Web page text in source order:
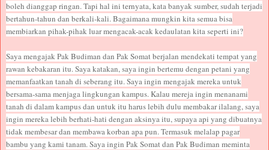
boleh dianggap ringan. Tapi hal ini ternyata, kata banyak sumber, sudah terjadi
bertahun-tahun dan berkali-kali. Bagaimana mungkin kita semua bisa
membiarkan pihak-pihak luar mengacak-acak kedaulatan kita seperti ini?
Saya mengajak Pak Budiman dan Pak Somat berjalan mendekati tempat yang
rawan kebakaran itu. Saya katakan, saya ingin bertemu dengan petani yang
memanfaatkan tanah di seberang itu. Saya ingin mengajak mereka untuk
bersama-sama menjaga lingkungan kampus. Kalau mereja ingin menanami
tanah di dalam kampus dan untuk itu harus lebih dulu membakar ilalang, saya
ingin mereka lebih berhati-hati dengan aksinya itu, supaya api yang dibuatnya
tidak membesar dan membawa korban apa pun. Termasuk melalap pagar
bambu yang kami tanam. Saya ingin Pak Somat dan Pak Budiman meminta